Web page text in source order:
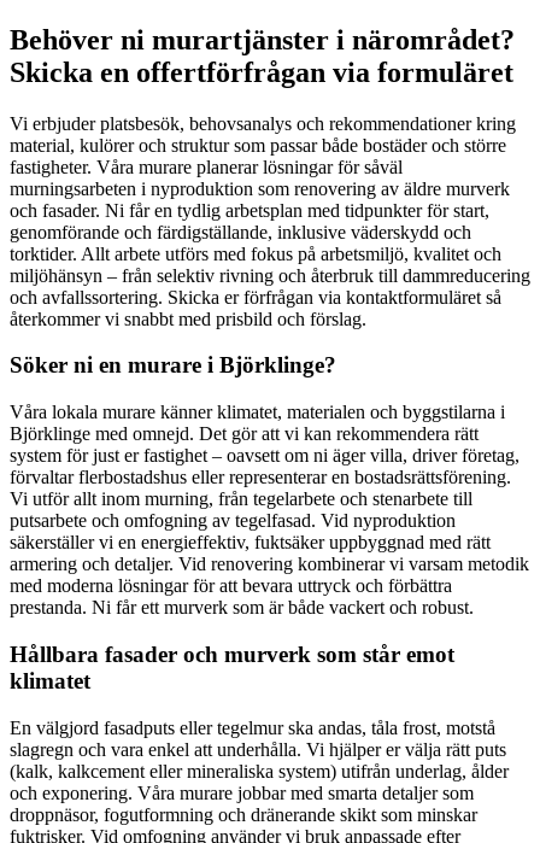
Behöver ni murartjänster i närområdet?
Skicka en offertförfrågan via formuläret
Vi erbjuder platsbesök, behovsanalys och rekommendationer kring
material, kulörer och struktur som passar både bostäder och större
fastigheter. Våra murare planerar lösningar för såväl
murningsarbeten i nyproduktion som renovering av äldre murverk
och fasader. Ni får en tydlig arbetsplan med tidpunkter för start,
genomförande och färdigställande, inklusive väderskydd och
torktider. Allt arbete utförs med fokus på arbetsmiljö, kvalitet och
miljöhänsyn – från selektiv rivning och återbruk till dammreducering
och avfallssortering. Skicka er förfrågan via kontaktformuläret så
återkommer vi snabbt med prisbild och förslag.
Söker ni en murare i Björklinge?
Våra lokala murare känner klimatet, materialen och byggstilarna i
Björklinge med omnejd. Det gör att vi kan rekommendera rätt
system för just er fastighet – oavsett om ni äger villa, driver företag,
förvaltar flerbostadshus eller representerar en bostadsrättsförening.
Vi utför allt inom murning, från tegelarbete och stenarbete till
putsarbete och omfogning av tegelfasad. Vid nyproduktion
säkerställer vi en energieffektiv, fuktsäker uppbyggnad med rätt
armering och detaljer. Vid renovering kombinerar vi varsam metodik
med moderna lösningar för att bevara uttryck och förbättra
prestanda. Ni får ett murverk som är både vackert och robust.
Hållbara fasader och murverk som står emot
klimatet
En välgjord fasadputs eller tegelmur ska andas, tåla frost, motstå
slagregn och vara enkel att underhålla. Vi hjälper er välja rätt puts
(kalk, kalkcement eller mineraliska system) utifrån underlag, ålder
och exponering. Våra murare jobbar med smarta detaljer som
droppnäsor, fogutformning och dränerande skikt som minskar
fuktrisker. Vid omfogning använder vi bruk anpassade efter